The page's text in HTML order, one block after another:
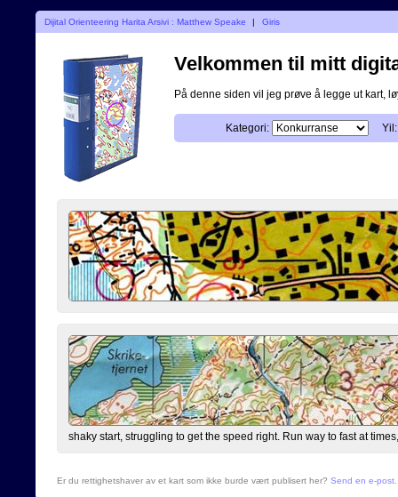
Dijital Orienteering Harita Arsivi : Matthew Speake | Giris
Velkommen til mitt
På denne siden vil jeg prøve å legge ut kart,
Kategori: Yil:
shaky start, struggling to get the speed right. Run way to fast at
Er du rettighetshaver av et kart som ikke burde vært publisert her? Send en e-post